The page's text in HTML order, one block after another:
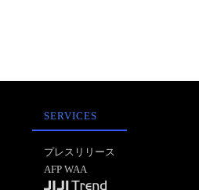
SERVICES
プレスリリース
AFP WAA